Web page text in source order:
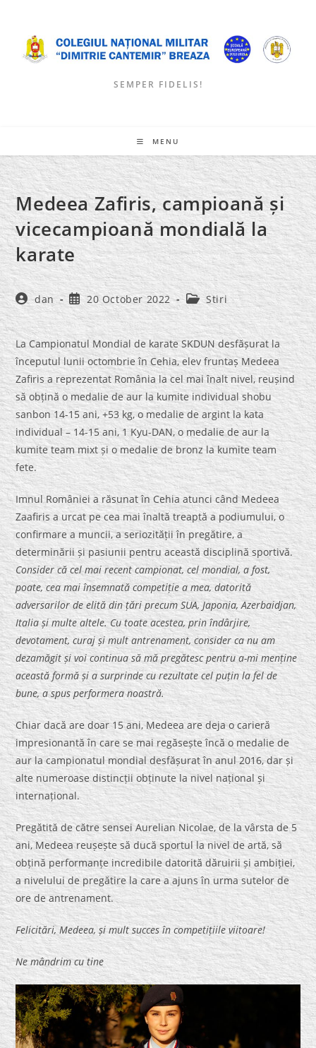
content
SEMPER FIDELIS!
MENU
Medeea Zafiris, campioană și
vicecampioană mondială la
karate
Post
author:
dan
Post
published:
20 October 2022
Post
category:
Stiri
La Campionatul Mondial de karate SKDUN desfășurat la
începutul lunii octombrie în Cehia, elev fruntaș Medeea
Zafiris a reprezentat România la cel mai înalt nivel, reușind
să obțină o medalie de aur la kumite individual shobu
sanbon 14-15 ani, +53 kg, o medalie de argint la kata
individual – 14-15 ani, 1 Kyu-DAN, o medalie de aur la
kumite team mixt și o medalie de bronz la kumite team
fete.
Imnul României a răsunat în Cehia atunci când Medeea
Zaafiris a urcat pe cea mai înaltă treaptă a podiumului, o
confirmare a muncii, a seriozității în pregătire, a
determinării și pasiunii pentru această disciplină sportivă.
Consider că cel mai recent campionat, cel mondial, a fost,
poate, cea mai însemnată competiție a mea, datorită
adversarilor de elită din țări precum SUA, Japonia, Azerbaidjan,
Italia și multe altele. Cu toate acestea, prin îndârjire,
devotament, curaj și mult antrenament, consider ca nu am
dezamăgit și voi continua să mă pregătesc pentru a-mi menține
această formă și a surprinde cu rezultate cel puțin la fel de
bune, a spus performera noastră.
Chiar dacă are doar 15 ani, Medeea are deja o carieră
impresionantă în care se mai regăsește încă o medalie de
aur la campionatul mondial desfășurat în anul 2016, dar și
alte numeroase distincții obținute la nivel național și
internațional.
Pregătită de către sensei Aurelian Nicolae, de la vârsta de 5
ani, Medeea reușește să ducă sportul la nivel de artă, să
obțină performanțe incredibile datorită dăruirii și ambiției,
a nivelului de pregătire la care a ajuns în urma sutelor de
ore de antrenament.
Felicitări, Medeea, și mult succes în competițiile viitoare!
Ne mândrim cu tine